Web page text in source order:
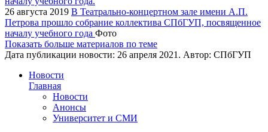
26 августа 2019 В Театрально-концертном зале имени А.П.
Петрова прошло собрание коллектива СПбГУП, посвященное
началу учебного года Фото
Показать больше материалов по теме
Дата публикации новости: 26 апреля 2021 . Автор: СПбГУП
Новости
Главная
Новости
Анонсы
Университет и СМИ